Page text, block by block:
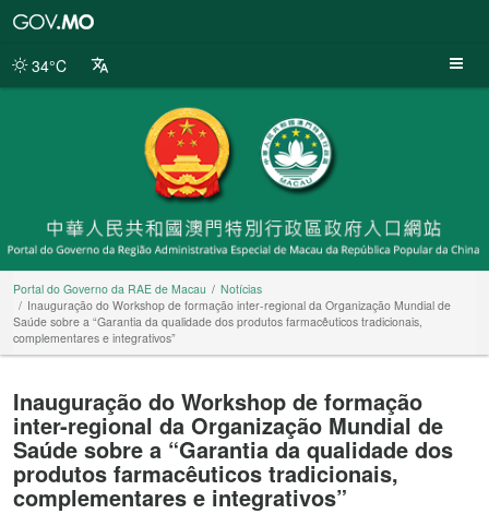
da
34°C
Portal do Governo da RAE de Macau
Notícias
Inauguração do Workshop de formação inter-regional da Organização Mundial de
Saúde sobre a “Garantia da qualidade dos produtos farmacêuticos tradicionais,
complementares e integrativos”
Inauguração do Workshop de formação
inter-regional da Organização Mundial de
Saúde sobre a “Garantia da qualidade dos
produtos farmacêuticos tradicionais,
complementares e integrativos”